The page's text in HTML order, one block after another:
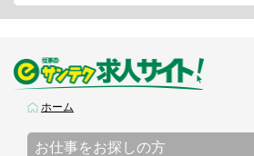
ホーム
お仕事をお探しの方